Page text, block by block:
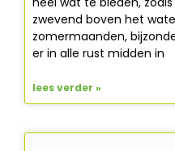
zwevend boven het
zomermaanden,
er in alle rust midden in
lees verder »